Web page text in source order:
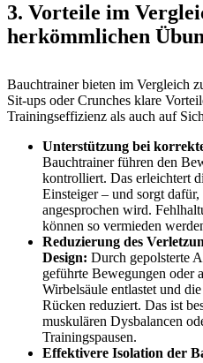
3. Vorteile im
herkömmlichen
Bauchtrainer bieten im Vergleich
Sit-ups oder Crunches klare
Trainingseffizienz als auch auf
Unterstützung bei
Bauchtrainer führen den
kontrolliert. Das erleichtert
Einsteiger – und sorgt
angesprochen wird.
können so vermieden
Reduzierung des
Design: Durch gepolsterte
geführte Bewegungen oder
Wirbelsäule entlastet und
Rücken reduziert. Das ist
muskulären Dysbalancen
Trainingspausen.
Effektivere Isolation der